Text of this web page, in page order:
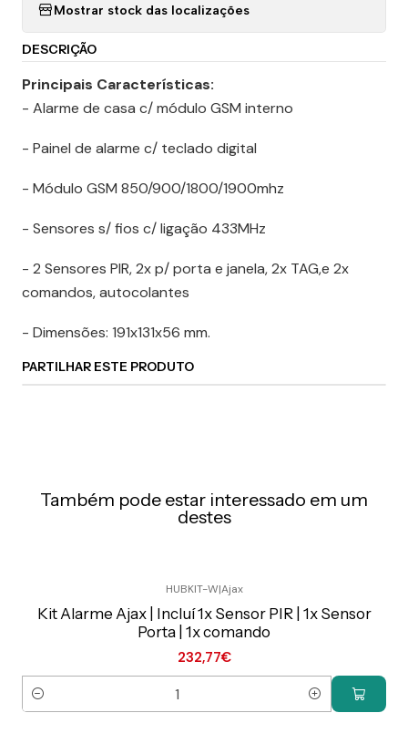
Mostrar stock das localizações
DESCRIÇÃO
Principais Características:
- Alarme de casa c/ módulo GSM interno
- Painel de alarme c/ teclado digital
- Módulo GSM 850/900/1800/1900mhz
- Sensores s/ fios c/ ligação 433MHz
- 2 Sensores PIR, 2x p/ porta e janela, 2x TAG,e 2x
comandos, autocolantes
- Dimensões: 191x131x56 mm.
PARTILHAR ESTE PRODUTO
Também pode estar interessado em um
destes
HUBKIT-W|Ajax
Kit Alarme Ajax | Incluí 1x Sensor PIR | 1x Sensor
Porta | 1x comando
232,77€
Quantidade